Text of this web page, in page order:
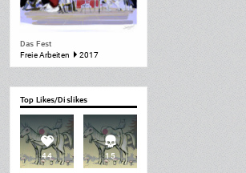
Das Fest
Freie Arbeiten
2017
Top Likes/Dislikes
44 15